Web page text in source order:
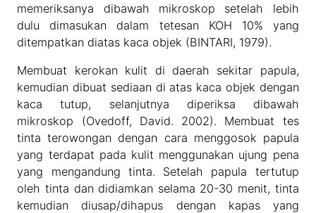
memeriksanya dibawah mikroskop setelah lebih
dulu dimasukan dalam tetesan KOH 10% yang
ditempatkan diatas kaca objek (BINTARI, 1979).
Membuat kerokan kulit di daerah sekitar papula,
kemudian dibuat sediaan di atas kaca objek dengan
kaca tutup, selanjutnya diperiksa dibawah
mikroskop (Ovedoff, David. 2002). Membuat tes
tinta terowongan dengan cara menggosok papula
yang terdapat pada kulit menggunakan ujung pena
yang mengandung tinta. Setelah papula tertutup
oleh tinta dan didiamkan selama 20-30 menit, tinta
kemudian diusap/dihapus dengan kapas yang